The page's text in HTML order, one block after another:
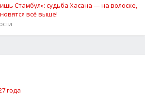
Стамбул»: судьба Хасана — на волоске,
всё выше!
года